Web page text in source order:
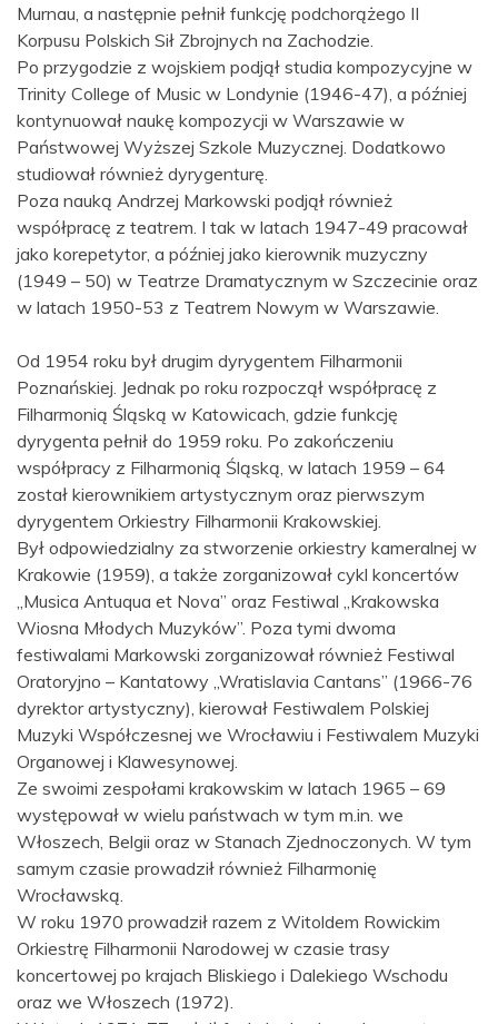
Murnau, a następnie pełnił funkcję podchorążego II
Korpusu Polskich Sił Zbrojnych na Zachodzie.
Po przygodzie z wojskiem podjął studia kompozycyjne w
Trinity College of Music w Londynie (1946-47), a później
kontynuował naukę kompozycji w Warszawie w
Państwowej Wyższej Szkole Muzycznej. Dodatkowo
studiował również dyrygenturę.
Poza nauką Andrzej Markowski podjął również
współpracę z teatrem. I tak w latach 1947-49 pracował
jako korepetytor, a później jako kierownik muzyczny
(1949 – 50) w Teatrze Dramatycznym w Szczecinie oraz
w latach 1950-53 z Teatrem Nowym w Warszawie.
Od 1954 roku był drugim dyrygentem Filharmonii
Poznańskiej. Jednak po roku rozpoczął współpracę z
Filharmonią Śląską w Katowicach, gdzie funkcję
dyrygenta pełnił do 1959 roku. Po zakończeniu
współpracy z Filharmonią Śląską, w latach 1959 – 64
został kierownikiem artystycznym oraz pierwszym
dyrygentem Orkiestry Filharmonii Krakowskiej.
Był odpowiedzialny za stworzenie orkiestry kameralnej w
Krakowie (1959), a także zorganizował cykl koncertów
„Musica Antuqua et Nova” oraz Festiwal „Krakowska
Wiosna Młodych Muzyków”. Poza tymi dwoma
festiwalami Markowski zorganizował również Festiwal
Oratoryjno – Kantatowy „Wratislavia Cantans” (1966-76
dyrektor artystyczny), kierował Festiwalem Polskiej
Muzyki Współczesnej we Wrocławiu i Festiwalem Muzyki
Organowej i Klawesynowej.
Ze swoimi zespołami krakowskim w latach 1965 – 69
występował w wielu państwach w tym m.in. we
Włoszech, Belgii oraz w Stanach Zjednoczonych. W tym
samym czasie prowadził również Filharmonię
Wrocławską.
W roku 1970 prowadził razem z Witoldem Rowickim
Orkiestrę Filharmonii Narodowej w czasie trasy
koncertowej po krajach Bliskiego i Dalekiego Wschodu
oraz we Włoszech (1972).